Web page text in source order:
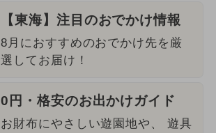
【東海】注目のおでかけ情報
8月におすすめのおでかけ先を厳
選してお届け！
0円・格安のお出かけガイド
お財布にやさしい遊園地や、 遊具